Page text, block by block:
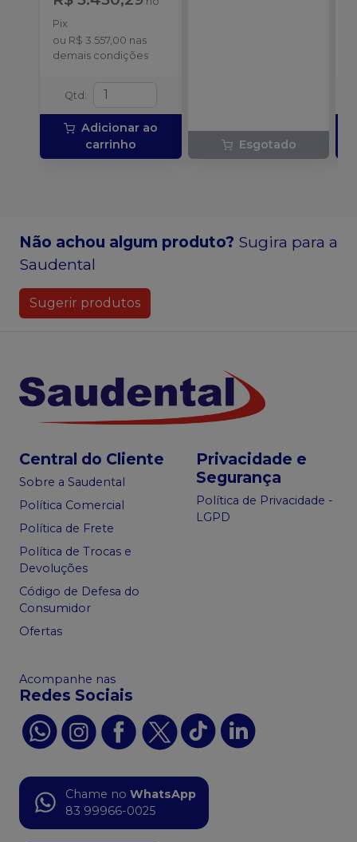
ângulo FX23 PB +
Peça reta FX65 +
Micro motor FX205 e
acompanha 1
Lubrificante Pana
Pix
ou R$ 3.557,00 nas
demais condições
Qtd:
Adicionar ao
carrinho
Esgotado
Não achou algum produto? Sugira para a
Saudental
Sugerir produtos
Central do Cliente
Sobre a Saudental
Política Comercial
Política de Frete
Política de Trocas e
Devoluções
Código de Defesa do
Consumidor
Ofertas
Privacidade e
Segurança
Política de Privacidade -
LGPD
Acompanhe nas
Redes Sociais
Chame no WhatsApp
83 99966-0025